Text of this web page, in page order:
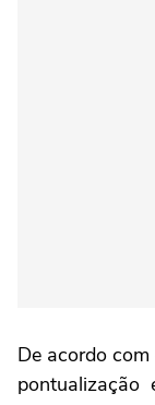
De acordo
pontualização